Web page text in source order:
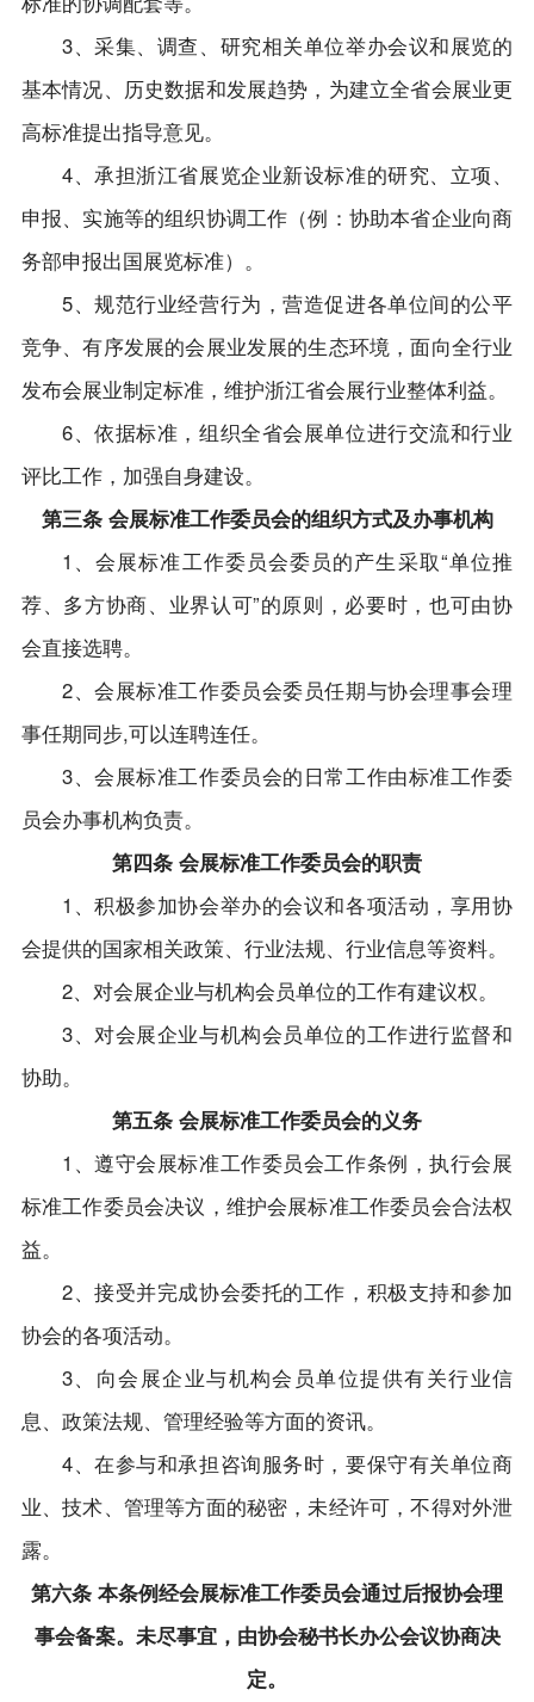
3、采集、调查、研究相关单位举办会议和展览的
基本情况、历史数据和发展趋势，为建立全省会展业更
高标准提出指导意见。
4、承担浙江省展览企业新设标准的研究、立项、
申报、实施等的组织协调工作（例：协助本省企业向商
务部申报出国展览标准）。
5、规范行业经营行为，营造促进各单位间的公平
竞争、有序发展的会展业发展的生态环境，面向全行业
发布会展业制定标准，维护浙江省会展行业整体利益。
6、依据标准，组织全省会展单位进行交流和行业
评比工作，加强自身建设。
第三条 会展标准工作委员会的组织方式及办事机构
1、会展标准工作委员会委员的产生采取“单位推
荐、多方协商、业界认可”的原则，必要时，也可由协
会直接选聘。
2、会展标准工作委员会委员任期与协会理事会理
事任期同步,可以连聘连任。
3、会展标准工作委员会的日常工作由标准工作委
员会办事机构负责。
第四条 会展标准工作委员会的职责
1、积极参加协会举办的会议和各项活动，享用协
会提供的国家相关政策、行业法规、行业信息等资料。
2、对会展企业与机构会员单位的工作有建议权。
3、对会展企业与机构会员单位的工作进行监督和
协助。
第五条 会展标准工作委员会的义务
1、遵守会展标准工作委员会工作条例，执行会展
标准工作委员会决议，维护会展标准工作委员会合法权
益。
2、接受并完成协会委托的工作，积极支持和参加
协会的各项活动。
3、向会展企业与机构会员单位提供有关行业信
息、政策法规、管理经验等方面的资讯。
4、在参与和承担咨询服务时，要保守有关单位商
业、技术、管理等方面的秘密，未经许可，不得对外泄
露。
第六条 本条例经会展标准工作委员会通过后报协会理
事会备案。未尽事宜，由协会秘书长办公会议协商决
定。